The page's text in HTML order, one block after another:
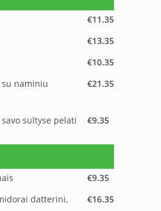
€11.35
€13.35
€10.35
su naminiu
€21.35
sultyse pelati
€9.35
€9.35
datterini,
€16.35